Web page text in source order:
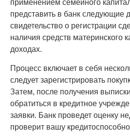
применением семейного
представить в банк следующие
свидетельство о регистрации
наличия средств материнского
доходах.
Процесс включает в себя
следует зарегистрировать
Затем, после получения
обратиться в кредитное
заявки. Банк проведет оценку
проверит вашу